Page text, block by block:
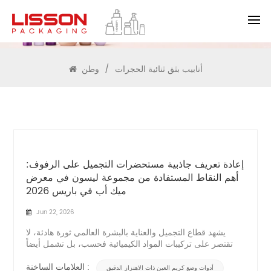
يبحث
/ أنابيب بثق ثنائية الحجرات
إعادة تعريف جاذبية مستحضرات التجميل على الرفوف:
أهم النقاط المستفادة من مجموعة ليسون في معرض
ميك أب في باريس 2026
Jun 22, 2026
يشهد قطاع التجميل والعناية بالبشرة العالمي ثورة هادئة، لا
تقتصر على تركيبات المواد الكيميائية فحسب، بل تشمل أيضاً
"ميك أب إن باريس" الذي أقيم مؤخراً في الفترة من 17 إلى 18
العلامات الساخنة :
أدوات وضع كريم العين ذات الاهتزاز الدقيق